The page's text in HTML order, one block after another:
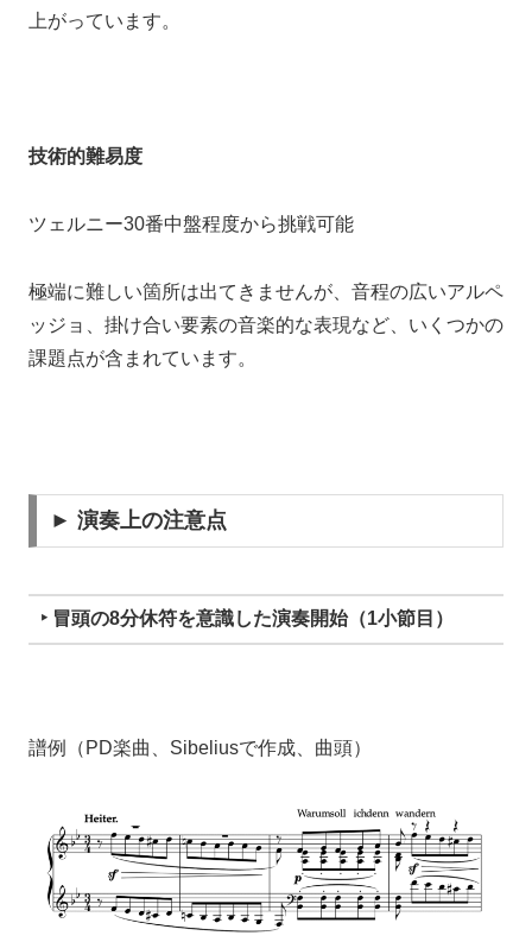
上がっています。
技術的難易度
ツェルニー30番中盤程度から挑戦可能
極端に難しい箇所は出てきませんが、音程の広いアルペ
ッジョ、掛け合い要素の音楽的な表現など、いくつかの
課題点が含まれています。
► 演奏上の注意点
‣ 冒頭の8分休符を意識した演奏開始（1小節目）
譜例（PD楽曲、Sibeliusで作成、曲頭）